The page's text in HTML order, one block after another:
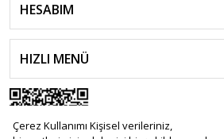
Çerez Kullanımı Kişisel verileriniz,
HESABIM
HIZLI MENÜ